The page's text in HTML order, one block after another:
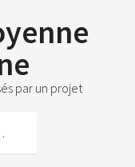
par un projet